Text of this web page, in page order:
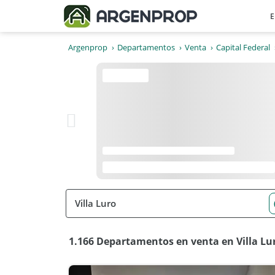
Argenprop Departamentos Venta Capital Federal
1.166 Departamentos en venta en Villa